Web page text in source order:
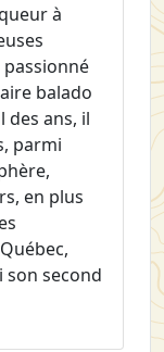
à
balado
des ans, il
parmi
en plus
son second